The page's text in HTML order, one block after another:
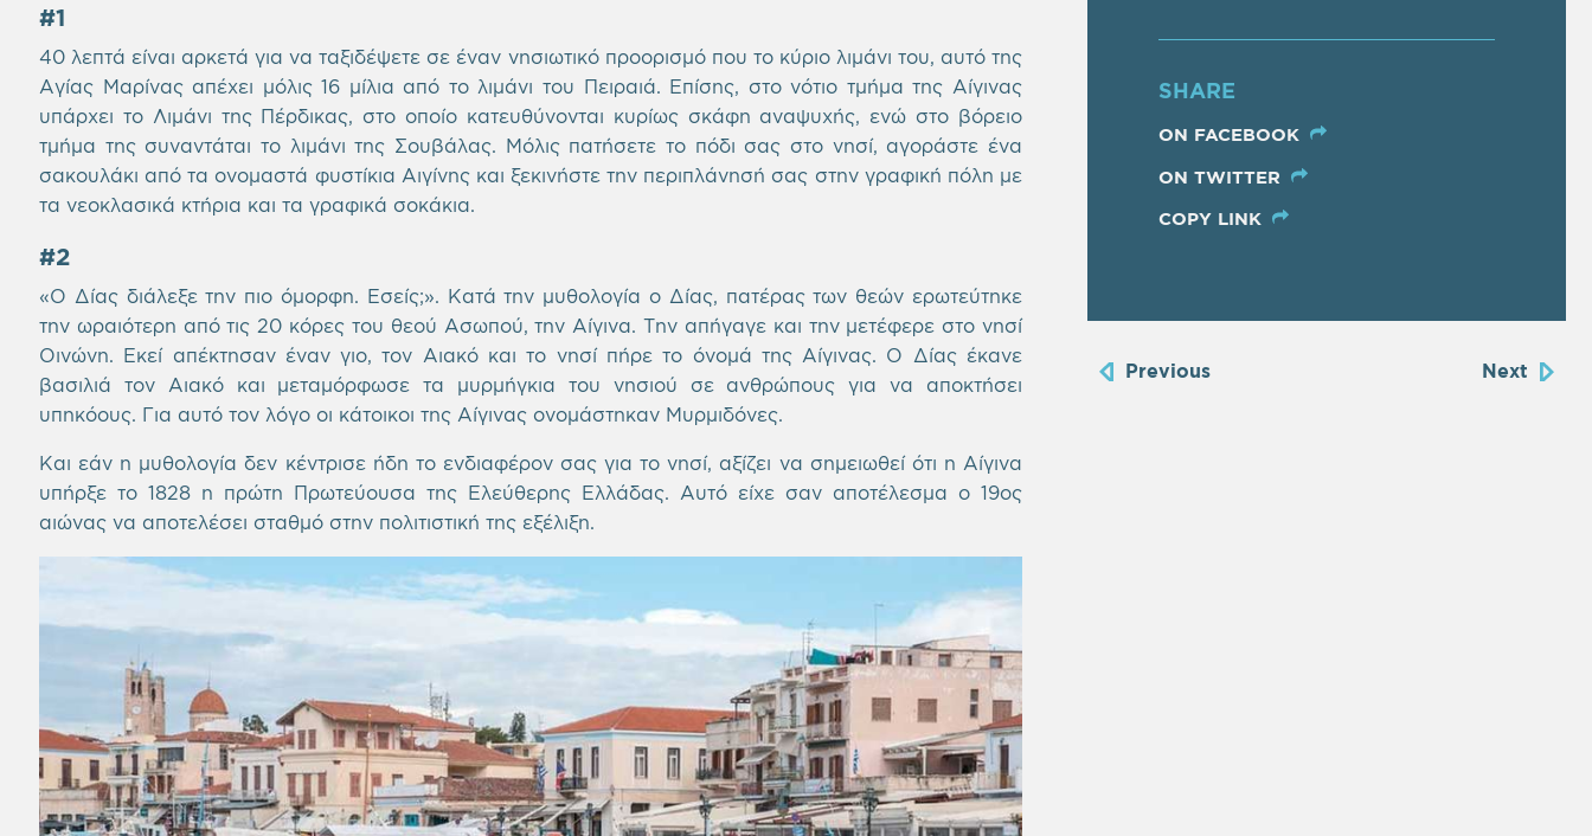
#1
40 λεπτά είναι αρκετά για να ταξιδέψετε σε έναν νησιωτικό προορισμό που το κύριο λιμάνι του, αυτό της
Αγίας Μαρίνας απέχει μόλις 16 μίλια από το λιμάνι του Πειραιά. Επίσης, στο νότιο τμήμα της Αίγινας
υπάρχει το Λιμάνι της Πέρδικας, στο οποίο κατευθύνονται κυρίως σκάφη αναψυχής, ενώ στο βόρειο
τμήμα της συναντάται το λιμάνι της Σουβάλας. Μόλις πατήσετε το πόδι σας στο νησί, αγοράστε ένα
σακουλάκι από τα ονομαστά φυστίκια Αιγίνης και ξεκινήστε την περιπλάνησή σας στην γραφική πόλη με
τα νεοκλασικά κτήρια και τα γραφικά σοκάκια.
#2
«Ο Δίας διάλεξε την πιο όμορφη. Εσείς;». Κατά την μυθολογία ο Δίας, πατέρας των θεών ερωτεύτηκε
την ωραιότερη από τις 20 κόρες του θεού Ασωπού, την Αίγινα. Την απήγαγε και την μετέφερε στο νησί
Οινώνη. Εκεί απέκτησαν έναν γιο, τον Αιακό και το νησί πήρε το όνομά της Αίγινας. Ο Δίας έκανε
βασιλιά τον Αιακό και μεταμόρφωσε τα μυρμήγκια του νησιού σε ανθρώπους για να αποκτήσει
υπηκόους. Για αυτό τον λόγο οι κάτοικοι της Αίγινας ονομάστηκαν Μυρμιδόνες.
Και εάν η μυθολογία δεν κέντρισε ήδη το ενδιαφέρον σας για το νησί, αξίζει να σημειωθεί ότι η Αίγινα
υπήρξε το 1828 η πρώτη Πρωτεύουσα της Ελεύθερης Ελλάδας. Αυτό είχε σαν αποτέλεσμα ο 19ος
αιώνας να αποτελέσει σταθμό στην πολιτιστική της εξέλιξη.
SHARE
ON FACEBOOK
ON TWITTER
COPY LINK
Previous Next